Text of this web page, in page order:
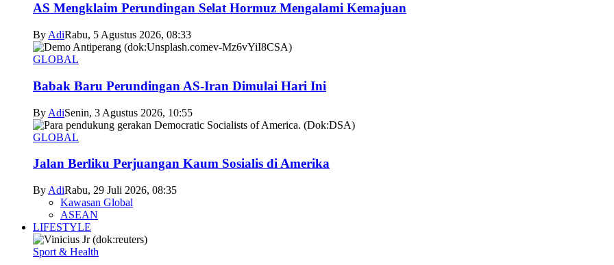
AS Mengklaim Perundingan Selat Hormuz Mengalami Kemajuan
By AdiRabu, 5 Agustus 2026, 08:33
GLOBAL
Babak Baru Perundingan AS-Iran Dimulai Hari Ini
By AdiSenin, 3 Agustus 2026, 10:55
GLOBAL
Jalan Berliku Perjuangan Kaum Sosialis di Amerika
By AdiRabu, 29 Juli 2026, 08:35
Kawasan Global
ASEAN
LIFESTYLE
Sport & Health